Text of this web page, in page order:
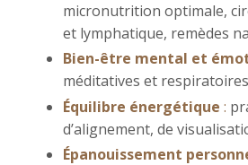
micronutrition optimale,
et lymphatique, remèdes
Bien-être mental et
méditatives et
Équilibre énergétique :
d’alignement, de
Épanouissement